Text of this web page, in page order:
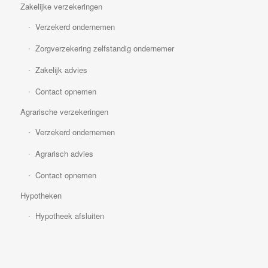
Zakelijke verzekeringen
Verzekerd ondernemen
Zorgverzekering zelfstandig ondernemer
Zakelijk advies
Contact opnemen
Agrarische verzekeringen
Verzekerd ondernemen
Agrarisch advies
Contact opnemen
Hypotheken
Hypotheek afsluiten